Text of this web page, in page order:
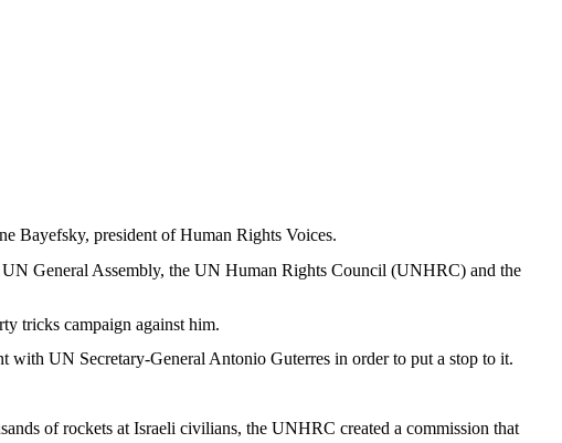
Bayefsky, presidentofHuman Rights Voices.
General Assembly, the UN Human Rights Council (UNHRC) and the
tricks campaign against him.
with UN Secretary-General Antonio Guterres in orderto put a stop to it.
of rockets at Israeli civilians, the UNHRC created a commission that